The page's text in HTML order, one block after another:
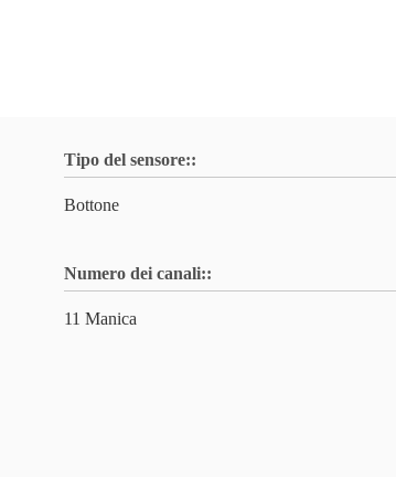
Tipo del sensore::
Bottone
Numero dei canali::
11 Manica